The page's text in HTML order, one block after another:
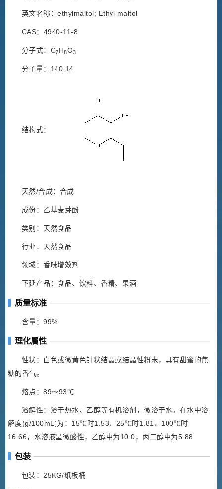
英文名称：ethylmaltol; Ethyl maltol
CAS：4940-11-8
分子式：C7H8O3
分子量：140.14
结构式：
天然/合成：合成
成份：乙基麦芽酚
类别：天然食品
行业：天然食品
领域：香味增效剂
下延产品：食品、饮料、香精、果酒
质量标准
含量：99%
理化属性
性状：白色或微黄色针状结晶或结晶性粉末，具有甜蜜的焦
糖的香气。
熔点：89～93℃
溶解性：溶于热水、乙醇等有机溶剂，微溶于水。在水中溶
解度(g/100mL)为：15℃时1.53、25℃时1.81、100℃时
16.66，水溶液呈微酸性，乙醇中为10.0，丙二醇中为5.88
包装
包装：25KG/纸板桶